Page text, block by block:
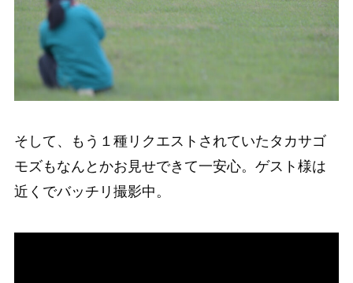
そして、もう１種リクエストされていたタカサゴ
モズもなんとかお見せできて一安心。ゲスト様は
近くでバッチリ撮影中。